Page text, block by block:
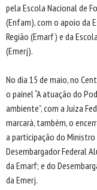
pela Escola Nacional de
(Enfam), com o apoio da
Região (Emarf) e da
(Emerj).
No dia 15 de maio, no
o painel “A atuação do
ambiente”, com a Juíza
marcará, também, o
a participação do
Desembargador Federal
da Emarf; e do
da Emerj.